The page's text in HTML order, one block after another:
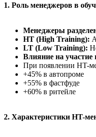
1. Роль менеджеров в
Менеджеры
HT (High Training):
LT (Low Training):
Влияние на участие
При появлении HT-
+45% в автопроме
+55% в фастфуде
+60% в ритейле
2. Характеристики HT-